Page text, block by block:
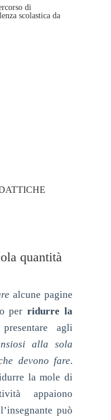
di
scolastica da
quantità
alcune pagine
perridurre la
agli
alla sola
devono fare.
la mole di
appaiono
può